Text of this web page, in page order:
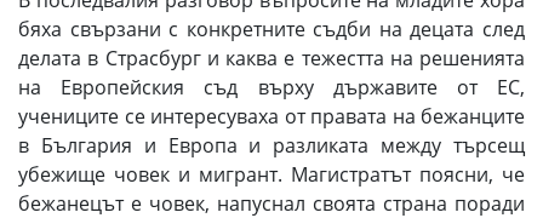
бяха свързани с конкретните съдби на децата след
делата в Страсбург и каква е тежестта на решенията
на Европейския съд върху държавите от ЕС,
учениците се интересуваха от правата на бежанците
в България и Европа и разликата между търсещ
убежище човек и мигрант. Магистратът поясни, че
бежанецът е човек, напуснал своята страна поради